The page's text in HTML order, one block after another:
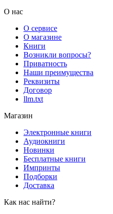
О нас
О сервисе
О магазине
Книги
Возникли вопросы?
Приватность
Наши преимущества
Реквизиты
Договор
llm.txt
Магазин
Электронные книги
Аудиокниги
Новинки
Бесплатные книги
Импринты
Подборки
Доставка
Как нас найти?